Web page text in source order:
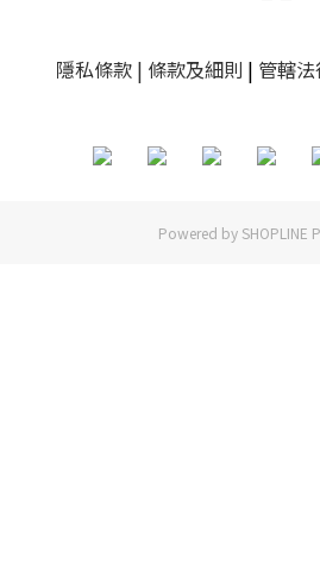
隱私條款| 條款及細則 | 管轄
Powered by SHOPLINE